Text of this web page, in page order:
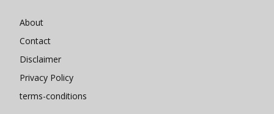
About
Contact
Disclaimer
Privacy Policy
terms-conditions